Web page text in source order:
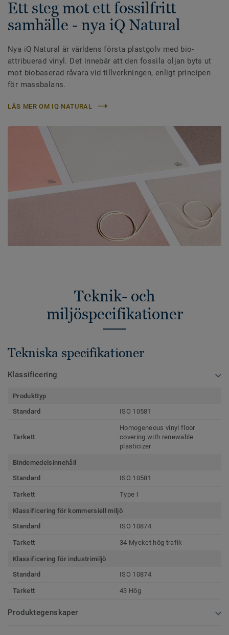
Ett steg mot ett fossilfritt
samhälle - nya iQ Natural
Nya iQ Natural är världens första plastgolv med bio-
attribuerad vinyl. Det innebär att den fossila oljan byts ut
mot biobaserad råvara vid tillverkningen, enligt principen
för massbalans.
LÄS MER OM IQ NATURAL
Teknik- och
miljöspecifikationer
Tekniska specifikationer
Klassificering
Produkttyp
Standard
ISO 10581
Tarkett
Homogeneous vinyl floor
covering with renewable
plasticizer
Bindemedelsinnehåll
Standard
ISO 10581
Tarkett Type I
Klassificering för kommersiell miljö
Standard
ISO 10874
Tarkett 34 Mycket hög trafik
Klassificering för industrimiljö
Standard
ISO 10874
Tarkett 43 Hög
Produktegenskaper